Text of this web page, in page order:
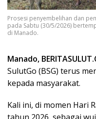
Prosesi penyembelihan dan
pada Sabtu (30/5/2026)
di Manado.
Manado,
SulutGo (BSG) terus
kepada masyarakat.
Kali ini, di momen Hari